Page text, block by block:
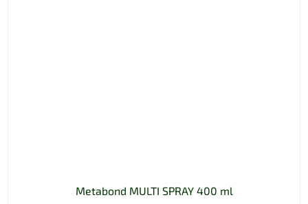
Metabond MULTI SPRAY 400 ml